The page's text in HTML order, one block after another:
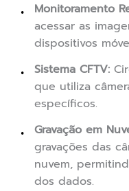
Monitoramento
acessar as
dispositivos
Sistema CFTV:
que utiliza
específicos.
Gravação em
gravações das
nuvem,
dos dados.